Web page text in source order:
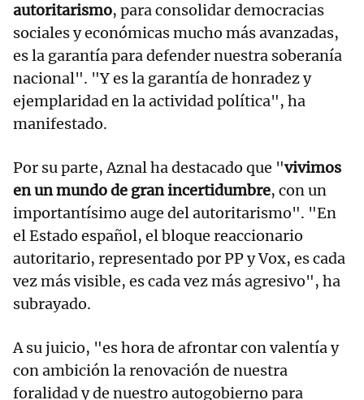
autoritarismo, para consolidar democracias
sociales y económicas mucho más avanzadas,
es la garantía para defender nuestra soberanía
nacional". "Y es la garantía de honradez y
ejemplaridad en la actividad política", ha
manifestado.
Por su parte, Aznal ha destacado que "vivimos
en un mundo de gran incertidumbre, con un
importantísimo auge del autoritarismo". "En
el Estado español, el bloque reaccionario
autoritario, representado por PP y Vox, es cada
vez más visible, es cada vez más agresivo", ha
subrayado.
A su juicio, "es hora de afrontar con valentía y
con ambición la renovación de nuestra
foralidad y de nuestro autogobierno para